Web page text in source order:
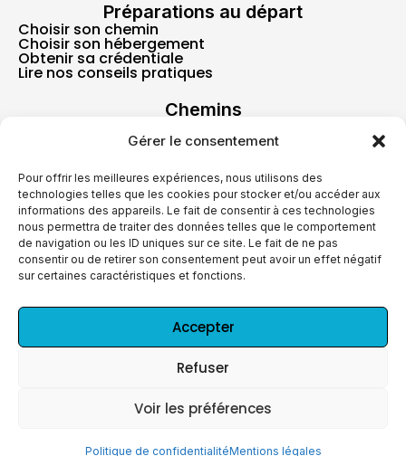
Gérer le consentement
Pour offrir les meilleures expériences, nous utilisons des
technologies telles que les cookies pour stocker et/ou accéder aux
informations des appareils. Le fait de consentir à ces technologies
nous permettra de traiter des données telles que le comportement
de navigation ou les ID uniques sur ce site. Le fait de ne pas
consentir ou de retirer son consentement peut avoir un effet négatif
sur certaines caractéristiques et fonctions.
Accepter
Refuser
Voir les préférences
Politique de confidentialitéMentions légales
Préparations au départ
Choisir son chemin
Choisir son hébergement
Obtenir sa crédentiale
Lire nos conseils pratiques
Chemins
Chemins de compostelle
Nos guides
Actualités
Contact
J'adhère
F
a
c
e
o
Mentions légales
Politique de confidentialité
© 2026 Compostelle72